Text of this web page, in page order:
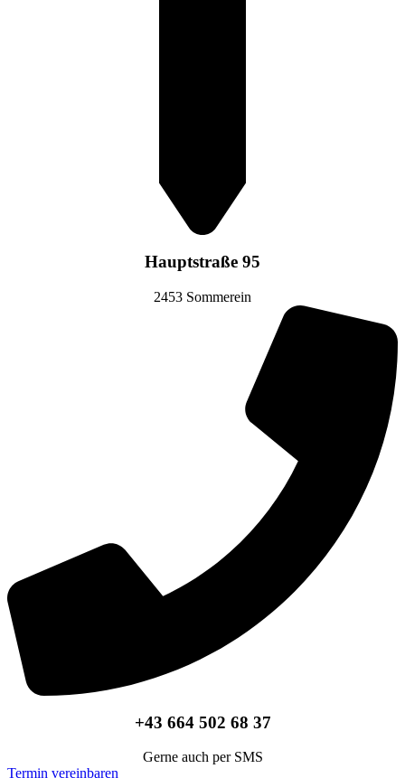
Hauptstraße 95
2453 Sommerein
+43 664 502 68 37
Gerne auch per SMS
Termin vereinbaren